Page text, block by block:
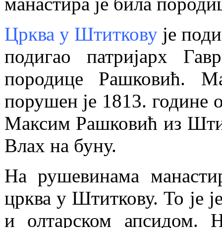
Црква у Штитковује
подигао патријарх
породице Рашковић.
порушен је 1813. године
Максим Рашковић из
Влах на буну.
На рушевинама
црква у Штиткову. То је
и олтарском апсидом.